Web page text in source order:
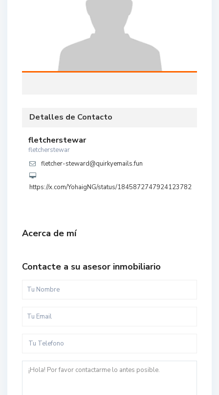
Detalles de Contacto
fletcherstewar
fletcherstewar
fletcher-steward@quirkyemails.fun
https://x.com/YohaigNG/status/1845872747924123782
Acerca de mí
Contacte a su asesor inmobiliario